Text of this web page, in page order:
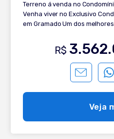
Terreno á venda no
Venha viver no Exclusivo
em Gramado Um dos
zona nobre do condomínio
área total privativa de terreno
incisão de sol, lote seco,
condomínio está localizado
Gramado, com apenas 109
com metragem mínima de
privacidade e um conceito
natureza aqui em Gramado,
local. Lote perfeito para quem busca privacidade! Agende
R$
Veja